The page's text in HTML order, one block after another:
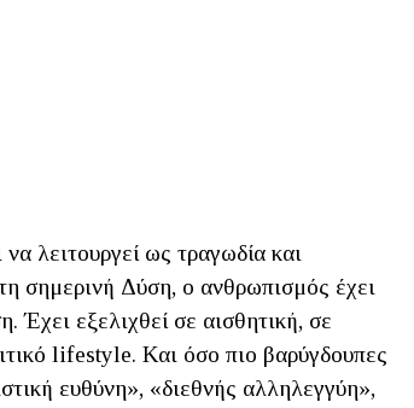
λειτουργεί ως τραγωδία και
σημερινή Δύση, ο ανθρωπισμός έχει
Έχει εξελιχθεί σε αισθητική, σε
lifestyle. Και όσο πιο βαρύγδουπες
ευθύνη», «διεθνής αλληλεγγύη»,